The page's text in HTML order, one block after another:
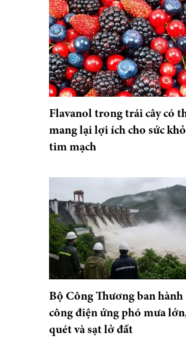
Flavanol trong trái cây có
mang lại lợi ích cho sức
tim mạch
Bộ Công Thương ban hành
công điện ứng phó mưa
quét và sạt lở đất